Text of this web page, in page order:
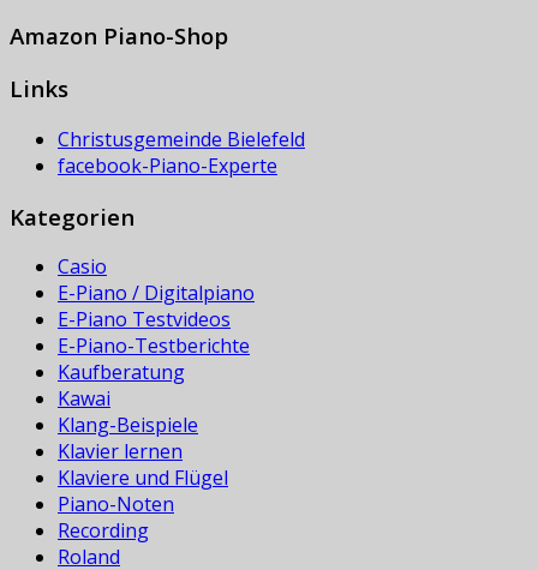
Amazon Piano-Shop
Links
Christusgemeinde Bielefeld
facebook-Piano-Experte
Kategorien
Casio
E-Piano / Digitalpiano
E-Piano Testvideos
E-Piano-Testberichte
Kaufberatung
Kawai
Klang-Beispiele
Klavier lernen
Klaviere und Flügel
Piano-Noten
Recording
Roland